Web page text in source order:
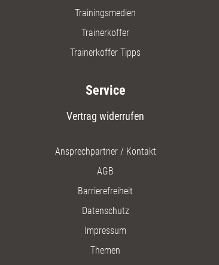
Trainingsmedien
Trainerkoffer
Trainerkoffer Tipps
Service
Vertrag widerrufen
Ansprechpartner / Kontakt
AGB
Barrierefreiheit
Datenschutz
Impressum
Themen